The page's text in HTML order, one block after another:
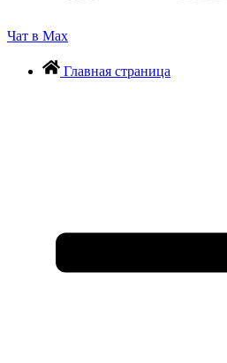
Чат в Max
Главная страница